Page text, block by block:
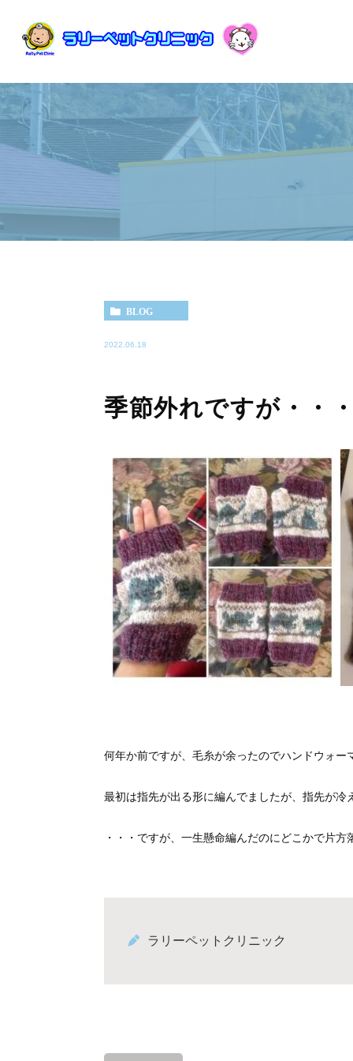
BLOG
2022.06.18
季節外れですが・・
何年か前ですが、毛糸が余ったのでハンドウォー
最初は指先が出る形に編んでましたが、指先が
・・・ですが、一生懸命編んだのにどこかで片
ラリーペットクリニック